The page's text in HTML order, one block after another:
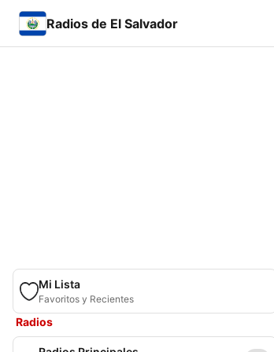
Radios de El Salvador
Mi Lista
Favoritos y Recientes
Radios